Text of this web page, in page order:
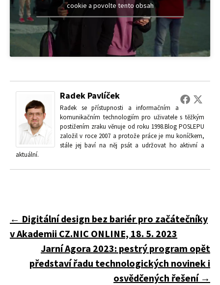
cookie a povolte tento obsah
Radek Pavlíček
Radek se přístupnosti a informačním a
komunikačním technologiím pro uživatele s těžkým
postižením zraku věnuje od roku 1998.Blog POSLEPU
založil v roce 2007 a protože práce je mu koníčkem,
stále jej baví na něj psát a udržovat ho aktivní a
aktuální.
Navigace
pro
← Digitální design bez bariér pro začátečníky
v Akademii CZ.NIC ONLINE, 18. 5. 2023
Jarní Agora 2023: pestrý program opět
představí řadu technologických novinek i
osvědčených řešení →